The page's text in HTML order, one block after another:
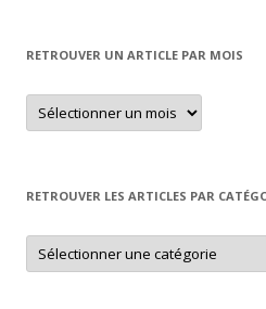
RETROUVER UN ARTICLE PAR MOIS
Retrouver
un
article
RETROUVER LES ARTICLES PAR
Retrouver
les
articles